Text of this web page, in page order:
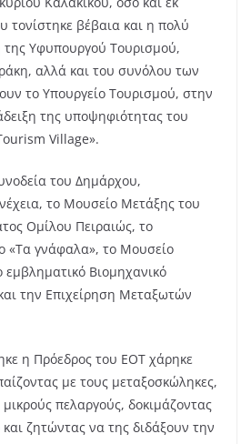
τονίστηκε βέβαια και η πολύ
Υφυπουργού Τουρισμού,
αλλά και του συνόλου των
το Υπουργείο Τουρισμού, στην
της υποψηφιότητας του
Village».
του Δημάρχου,
το Μουσείο Μετάξης του
Ομίλου Πειραιώς, το
«Τα γνάφαλα», το Μουσείο
Βιομηχανικό
την Επιχείρηση Μεταξωτών
η Πρόεδρος του ΕΟΤ χάρηκε
με τους μεταξοσκώληκες,
πελαργούς, δοκιμάζοντας
ζητώντας να της διδάξουν την